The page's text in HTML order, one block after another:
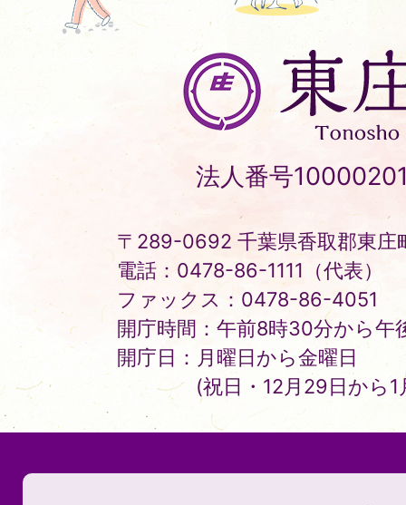
東
庄
町
Tonosho
Town
法人番号
〒289-0692 千葉県香取郡東庄
電話：0478-86-1111（代表）
ファックス：0478-86-4051
開庁時間：午前8時30分から午
開庁日：月曜日から金曜日
(祝日・12月29日から